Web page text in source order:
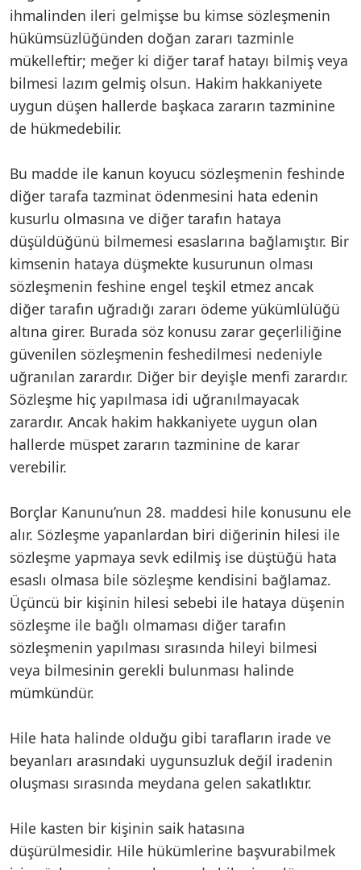
ihmalinden ileri gelmişse bu kimse sözleşmenin
hükümsüzlüğünden doğan zararı tazminle
mükelleftir; meğer ki diğer taraf hatayı bilmiş veya
bilmesi lazım gelmiş olsun. Hakim hakkaniyete
uygun düşen hallerde başkaca zararın tazminine
de hükmedebilir.
Bu madde ile kanun koyucu sözleşmenin feshinde
diğer tarafa tazminat ödenmesini hata edenin
kusurlu olmasına ve diğer tarafın hataya
düşüldüğünü bilmemesi esaslarına bağlamıştır. Bir
kimsenin hataya düşmekte kusurunun olması
sözleşmenin feshine engel teşkil etmez ancak
diğer tarafın uğradığı zararı ödeme yükümlülüğü
altına girer. Burada söz konusu zarar geçerliliğine
güvenilen sözleşmenin feshedilmesi nedeniyle
uğranılan zarardır. Diğer bir deyişle menfi zarardır.
Sözleşme hiç yapılmasa idi uğranılmayacak
zarardır. Ancak hakim hakkaniyete uygun olan
hallerde müspet zararın tazminine de karar
verebilir.
Borçlar Kanunu’nun 28. maddesi hile konusunu ele
alır. Sözleşme yapanlardan biri diğerinin hilesi ile
sözleşme yapmaya sevk edilmiş ise düştüğü hata
esaslı olmasa bile sözleşme kendisini bağlamaz.
Üçüncü bir kişinin hilesi sebebi ile hataya düşenin
sözleşme ile bağlı olmaması diğer tarafın
sözleşmenin yapılması sırasında hileyi bilmesi
veya bilmesinin gerekli bulunması halinde
mümkündür.
Hile hata halinde olduğu gibi tarafların irade ve
beyanları arasındaki uygunsuzluk değil iradenin
oluşması sırasında meydana gelen sakatlıktır.
Hile kasten bir kişinin saik hatasına
düşürülmesidir. Hile hükümlerine başvurabilmek